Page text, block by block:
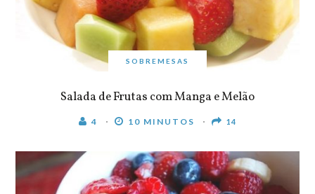
SOBREMESAS
Salada de Frutas com Manga e Melão
4 10 MINUTOS 14